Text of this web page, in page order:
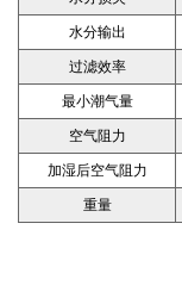
水分输出
过滤效率
最小潮气量
空气阻力
加湿后空气阻力
重量